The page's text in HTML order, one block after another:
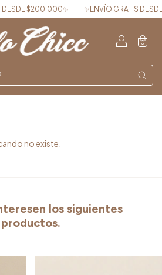
$200.000✨ ✨ENVÍO GRATIS
0
no existe.
los siguientes
productos.